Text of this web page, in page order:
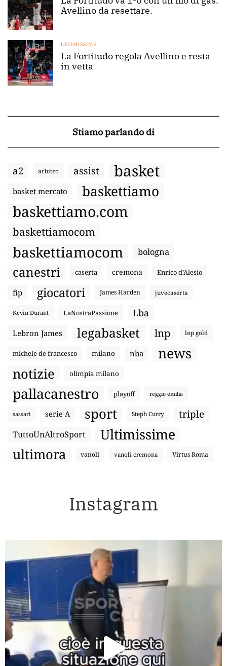
Avellino da resettare.
ULTIMISSIME
La Fortitudo regola Avellino e resta
in vetta
Stiamo parlando di
a2 arbitro assist basket
basket mercato baskettiamo
baskettiamo.com
baskettiamocom
baskettiamocom bologna
canestri caserta cremona Enrico d’Alesio
fip giocatori James Harden juvecaserta
Kevin Durant LaNostraPassione Lba
Lebron James legabasket lnp lnp gold
michele de francesco milano nba news
notizie olimpia milano
pallacanestro playoff reggio emilia
sassari serie A sport Steph Curry triple
TuttoUnAltroSport Ultimissime
ultimora vanoli vanoli cremona Virtus Roma
Instagram